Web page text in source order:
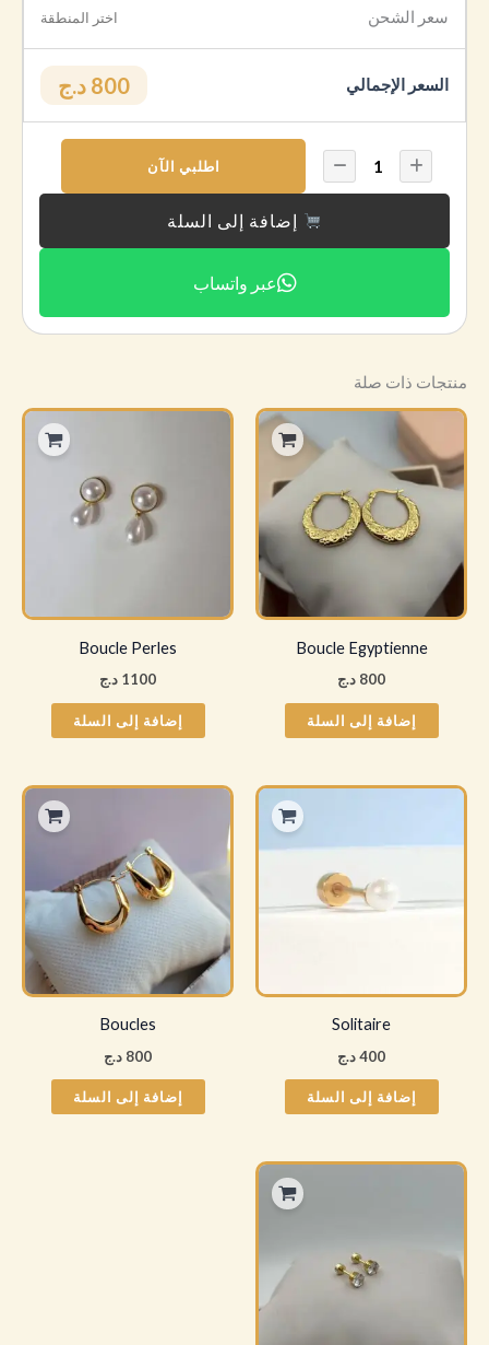
سعر الشحن اختر المنطقة
السعر الإجمالي 800 د.ج
اطلبي الآن
إضافة إلى السلة
عبر واتساب
منتجات ذات صلة
Boucle Egyptienne
800 د.ج
إضافة إلى السلة
Boucle Perles
1100 د.ج
إضافة إلى السلة
Solitaire
400د.ج
إضافة إلى السلة
Boucles
800 د.ج
إضافة إلى السلة